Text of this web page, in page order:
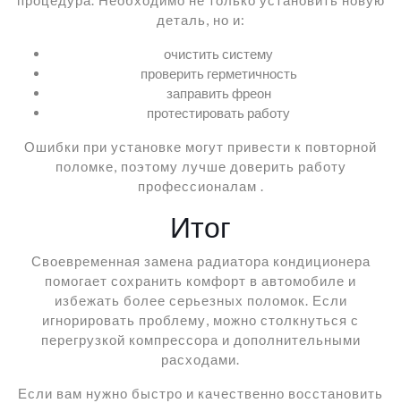
деталь, но и:
очистить систему
проверить герметичность
заправить фреон
протестировать работу
Ошибки при установке могут привести к повторной
поломке, поэтому лучше доверить работу
профессионалам .
Итог
Своевременная замена радиатора кондиционера
помогает сохранить комфорт в автомобиле и
избежать более серьезных поломок. Если
игнорировать проблему, можно столкнуться с
перегрузкой компрессора и дополнительными
расходами.
Если вам нужно быстро и качественно восстановить